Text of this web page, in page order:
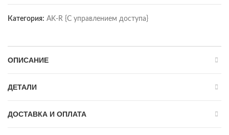
Категория: AK-R {С управлением доступа}
ОПИСАНИЕ
ДЕТАЛИ
ДОСТАВКА И ОПЛАТА